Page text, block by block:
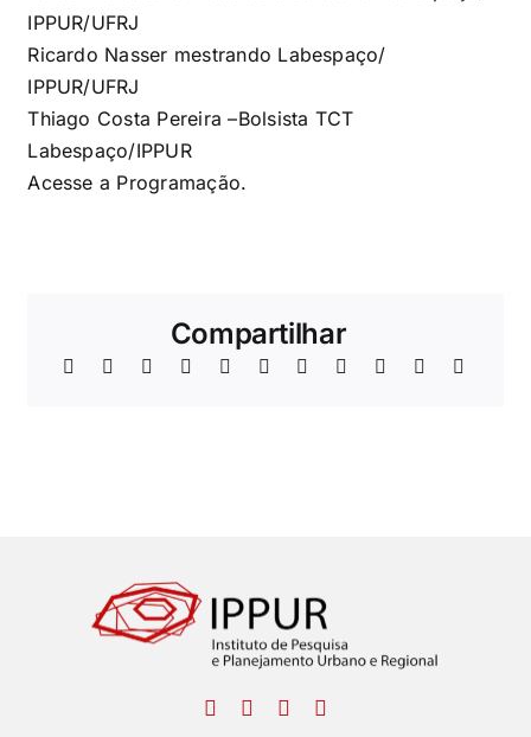
IPPUR/UFRJ
Ricardo Nasser mestrando Labespaço/
IPPUR/UFRJ
Thiago Costa Pereira –Bolsista TCT
Labespaço/IPPUR
Acesse a Programação.
Compartilhar